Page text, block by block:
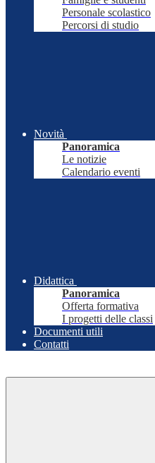
Personale scolastico
Percorsi di studio
Novità
Panoramica
Le notizie
Calendario eventi
Didattica
Panoramica
Offerta formativa
I progetti delle classi
Documenti utili
Contatti